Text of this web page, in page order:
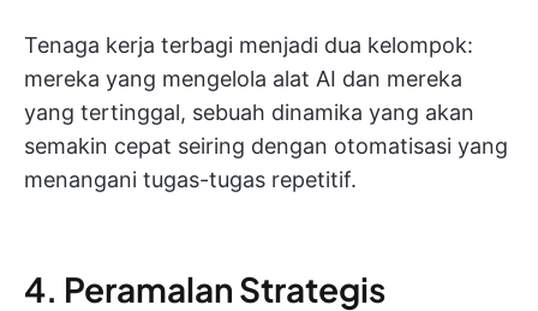
Tenaga kerja terbagi menjadi dua kelompok:
mereka yang mengelola alat AI dan mereka
yang tertinggal, sebuah dinamika yang akan
semakin cepat seiring dengan otomatisasi yang
menangani tugas-tugas repetitif.
4. Peramalan Strategis